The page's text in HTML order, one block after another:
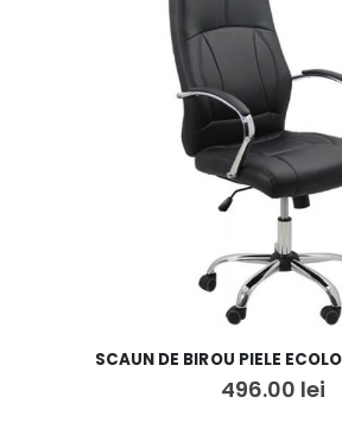
SCAUN DE BIROU PIELE
496.00 lei